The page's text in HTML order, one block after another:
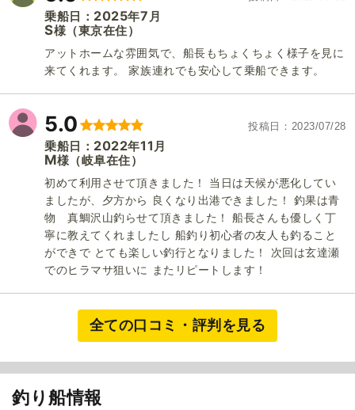
乗船日： 2025年7 月
S様 （東京在住）
アットホームな雰囲気で、船長もちょくちょく様子を見に
来てくれます。 家族連れでも安心して乗船できます。
5.0 投稿日 2023/07/28
乗船日： 2022年11 月
M様 （岐阜在住）
初めて利用させて頂きました！ 当日は天候が悪化してい
ましたが、夕方から 良くなり出港できました！ 釣果は青
物 真鯛沢山釣らせて頂きました！ 船長さんも優しく丁
寧に教えてくれましたし 船釣り初心者の友人も釣ること
ができで とても楽しい釣行となりました！ 次回は玄達瀬
でのヒラマサ狙いに またリピートします！
全ての口コミ・評判を見る
釣り船情報